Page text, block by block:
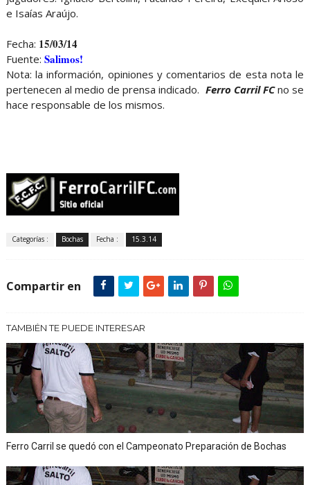
e Isaías Araújo.
Fecha: 15/03/14
Fuente: Salimos!
Nota: la información, opiniones y comentarios de esta nota le
pertenecen al medio de prensa indicado. Ferro Carril FCno se
hace responsable de los mismos.
Categorías : Bochas Fecha : 15.3.14
Compartir en
TAMBIÉN TE PUEDE INTERESAR
Ferro Carril se quedó con el Campeonato Preparación de Bochas